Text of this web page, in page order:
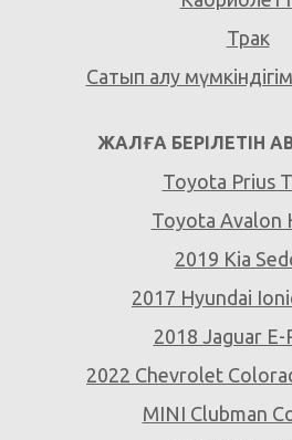
Трак
Сатып алу
ЖАЛҒА БЕРІЛЕТІН
Toyota Prius
Toyota Avalon
2019 Kia
2017 Hyundai
2018 Jaguar E-
2022 Chevrolet
MINI Clubman